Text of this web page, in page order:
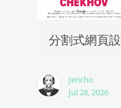
分割式網頁
Jericho
Jul 28, 2026